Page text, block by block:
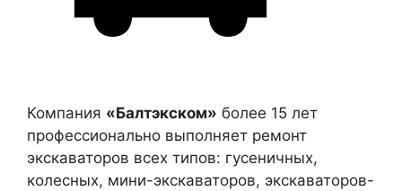
Компания «Балтэкском» более 15 лет
профессионально выполняет ремонт
экскаваторов всех типов: гусеничных,
колесных, мини-экскаваторов, экскаваторов-